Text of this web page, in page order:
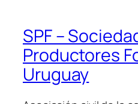
SPF –
Productores
Uruguay